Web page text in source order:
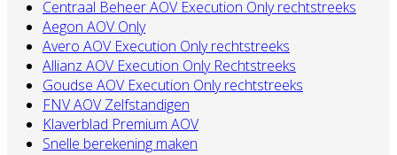
Centraal Beheer AOV Execution Only rechtstreeks
Aegon AOV Only
Avero AOV Execution Only rechtstreeks
Allianz AOV Execution Only Rechtstreeks
Goudse AOV Execution Only rechtstreeks
FNV AOV Zelfstandigen
Klaverblad Premium AOV
Snelle berekening maken